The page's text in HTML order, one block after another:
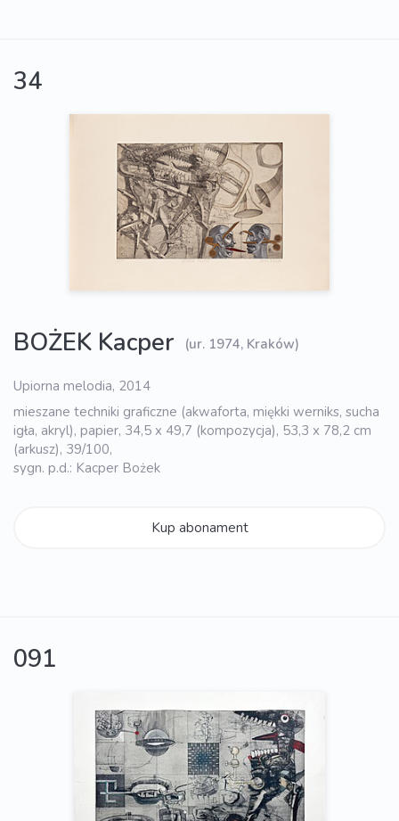
34
BOŻEK Kacper (ur. 1974, Kraków)
Upiorna melodia, 2014
mieszane techniki graficzne (akwaforta, miękki werniks, sucha
igła, akryl), papier, 34,5 x 49,7 (kompozycja), 53,3 x 78,2 cm
(arkusz), 39/100,
sygn. p.d.: Kacper Bożek
Kup abonament
091